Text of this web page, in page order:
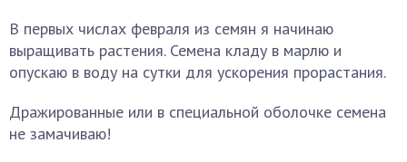
В первых числах февраля из семян я начинаю
выращивать растения. Семена кладу в марлю и
опускаю в воду на сутки для ускорения прорастания.
Дражированные или в специальной оболочке семена
не замачиваю!